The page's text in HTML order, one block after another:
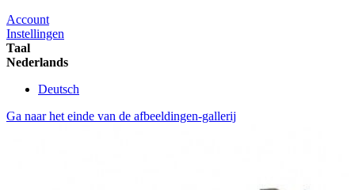
Account
Instellingen
Taal
Nederlands
Deutsch
Ga naar het einde van de afbeeldingen-gallerij